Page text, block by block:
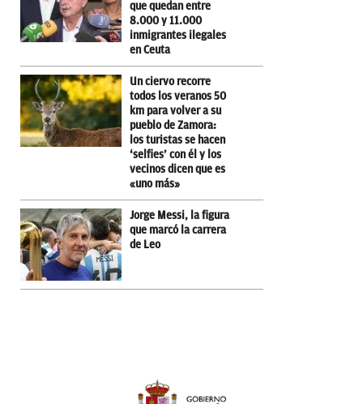
que quedan entre
8.000 y 11.000
inmigrantes ilegales
en Ceuta
Un ciervo recorre
todos los veranos 50
km para volver a su
pueblo de Zamora:
los turistas se hacen
‘selfies’ con él y los
vecinos dicen que es
«uno más»
Jorge Messi, la figura
que marcó la carrera
de Leo